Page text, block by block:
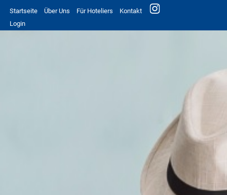
Startseite Über Uns Für Hoteliers
Kontakt
Login